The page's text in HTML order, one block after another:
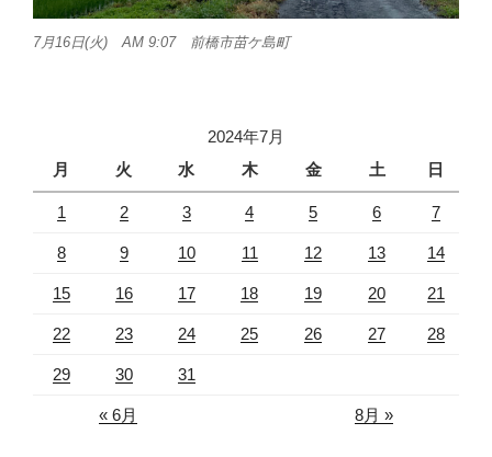
7月16日(火) AM 9:07 前橋市苗ケ島町
2024年7月
月
火 水 木 金 土 日
1 2 3 4 5 6 7
8 9 10 11 12 13 14
15 16 17 18 19 20 21
22 23 24 25 26 27 28
29 30 31
« 6月 8月 »